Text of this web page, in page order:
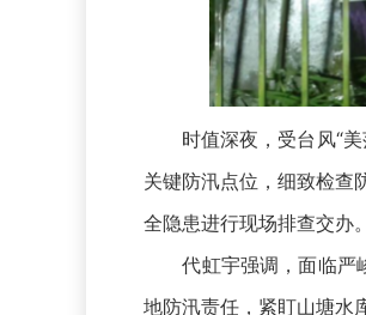
时值深夜，受台风“美
关键防汛点位，细致检查
全隐患进行现场排查交办。
代虹宇强调，面临严峻
地防汛责任，紧盯山塘水